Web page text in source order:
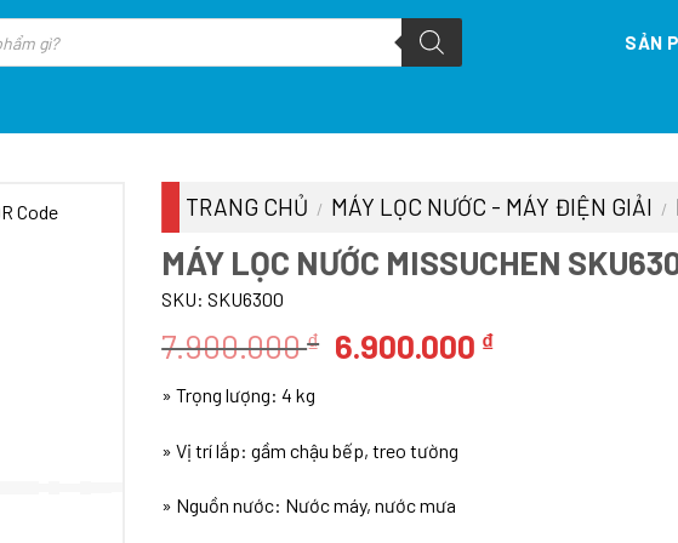
SẢN
TRANG CHỦ / MÁY LỌC NƯỚC - MÁY ĐIỆN GIẢI /
MÁY LỌC NƯỚC MISSUCHEN
SKU: SKU6300
7.900.000₫ Giá
7.900.000 ₫.
6.900.000 ₫Giá
» Trọng lượng: 4 kg
» Vị trí lắp: gầm chậu bếp, treo tường
» Nguồn nước: Nước máy, nước mưa